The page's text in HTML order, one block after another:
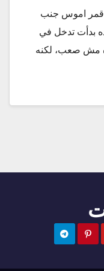
قمر اموس جنب
بدأت تدخل في
مش صعب، لكنه